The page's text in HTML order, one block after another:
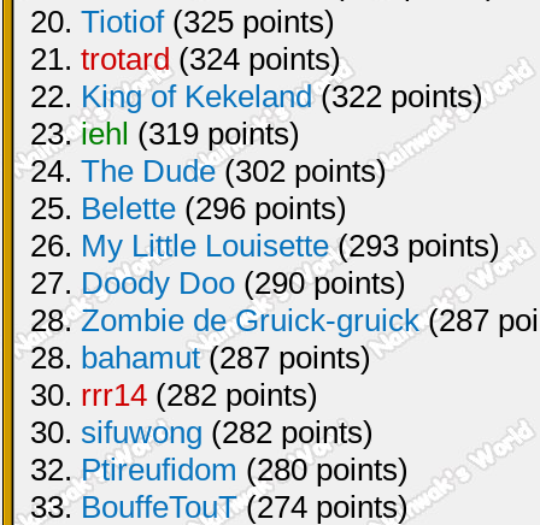
20. Tiotiof(325 points)
21. trotard(324 points)
22. King of Kekeland(322 points)
23.iehl (319 points)
24. The Dude(302 points)
25. Belette (296 points)
26. My Little Louisette(293 points)
27. Doody Doo (290 points)
28.Zombie de Gruick-gruick(287
28. bahamut(287 points)
30. rrr14 (282 points)
30. sifuwong (282 points)
32.Ptireufidom (280 points)
33.BouffeTouT(274 points)